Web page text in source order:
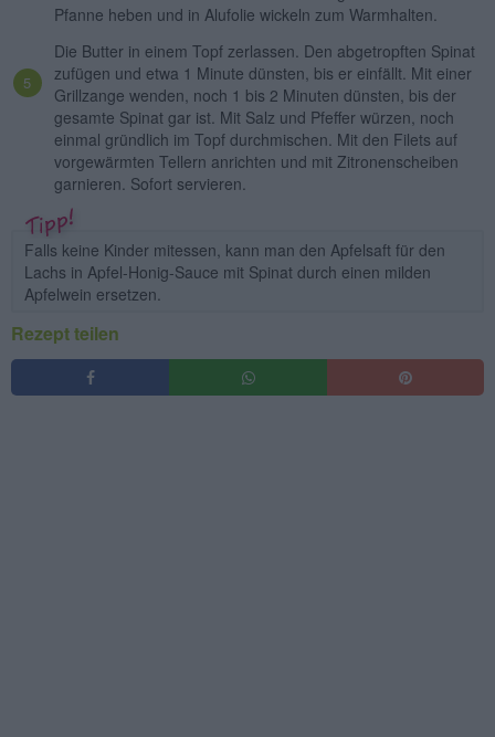
Pfanne heben und in Alufolie wickeln zum Warmhalten.
Die Butter in einem Topf zerlassen. Den abgetropften Spinat
zufügen und etwa 1 Minute dünsten, bis er einfällt. Mit einer
Grillzange wenden, noch 1 bis 2 Minuten dünsten, bis der
gesamte Spinat gar ist. Mit Salz und Pfeffer würzen, noch
einmal gründlich im Topf durchmischen. Mit den Filets auf
vorgewärmten Tellern anrichten und mit Zitronenscheiben
garnieren. Sofort servieren.
Falls keine Kinder mitessen, kann man den Apfelsaft für den
Lachs in Apfel-Honig-Sauce mit Spinat durch einen milden
Apfelwein ersetzen.
Rezept teilen